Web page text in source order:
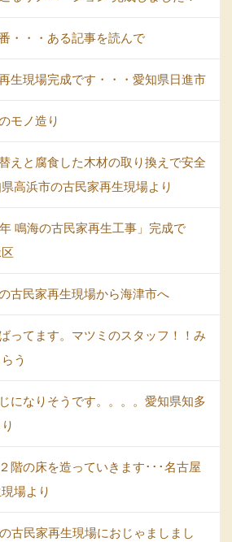
・・・ある記事を読んで
生現場完成です・・・愛知県日進市
モノ造り
えと腐食した木材の取り換えで安全
高浜市の古民家再生現場より
年 鳴海の古民家再生工事」完成で
古民家再生現場から海津市へ
ってます。マツミのスタッフ！！み
う
になりそうです。。。。愛知県知多
階の床を造っていきます･･･名古屋
場より
古民家再生現場におじゃましまし